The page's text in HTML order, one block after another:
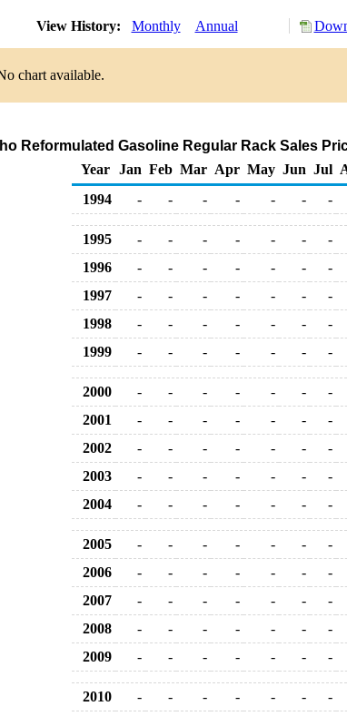
View History: Monthly Annual
chart available.
Reformulated Gasoline Regular Rack Sales
Year
Jan Feb Mar Apr May Jun Jul
1994
- - - - - - -
1995 - - - - - - -
1996
- - - - - - -
1997
- - - - - - -
1998
- - - - - - -
1999
- - - - - - -
2000 - - - - - - -
2001
- - - - - - -
2002
- - - - - - -
2003
- - - - - - -
2004
- - - - - - -
2005 - - - - - - -
2006
- - - - - - -
2007
- - - - - - -
2008
- - - - - - -
2009
- - - - - - -
2010 - - - - - - -